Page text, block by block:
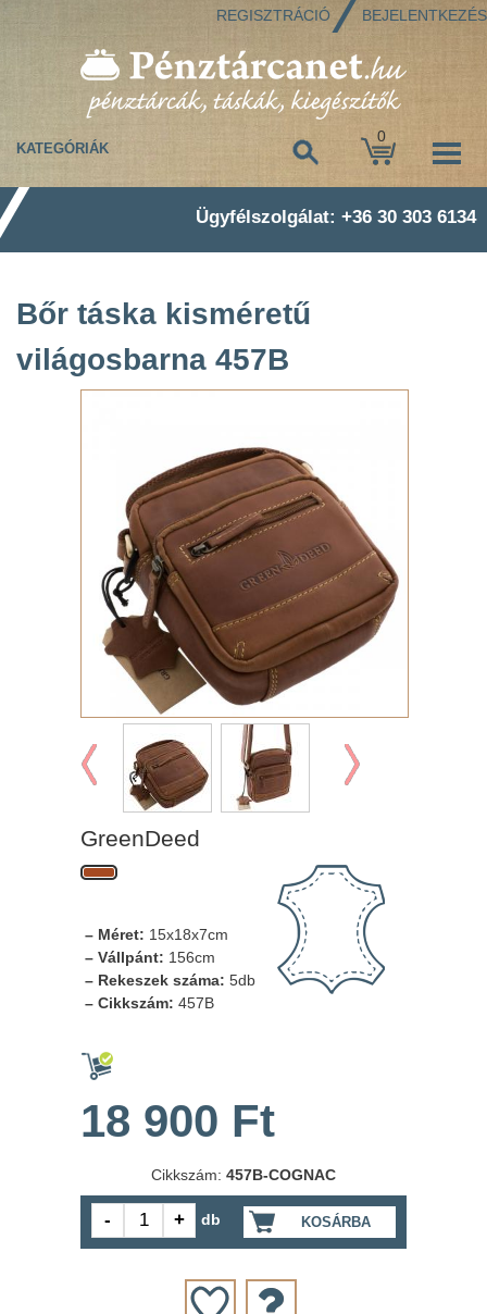
REGISZTRÁCIÓ BEJELENTKEZÉS
0
KATEGÓRIÁK
Ügyfélszolgálat: +36 30 303 6134
Bőr táska kisméretű
világosbarna 457B
GreenDeed
– Méret: 15x18x7cm
– Vállpánt: 156cm
– Rekeszek száma: 5db
– Cikkszám: 457B
18 900 Ft
Cikkszám: 457B-COGNAC
KOSÁRBA
db